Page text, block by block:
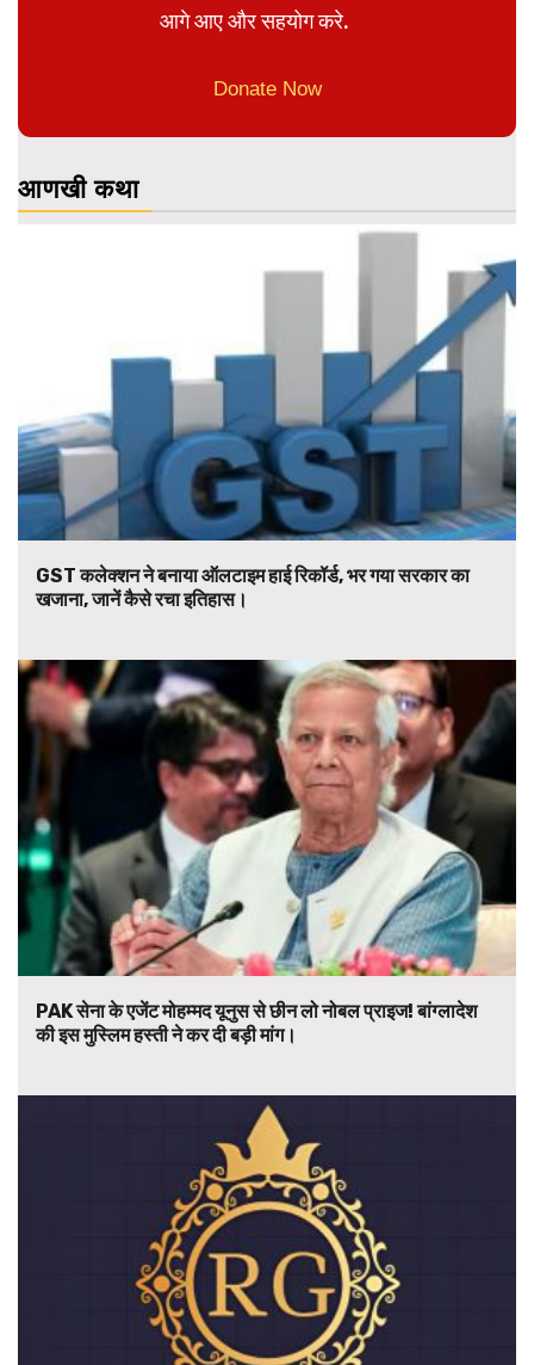
आगे आए और सहयोग करे.
Donate Now
आणखी कथा
GST कलेक्शन ने बनाया ऑलटाइम हाई रिकॉर्ड, भर गया सरकार का
खजाना, जानें कैसे रचा इतिहास।
PAK सेना के एजेंट मोहम्मद यूनुस से छीन लो नोबल प्राइज! बांग्लादेश
की इस मुस्लिम हस्ती ने कर दी बड़ी मांग।